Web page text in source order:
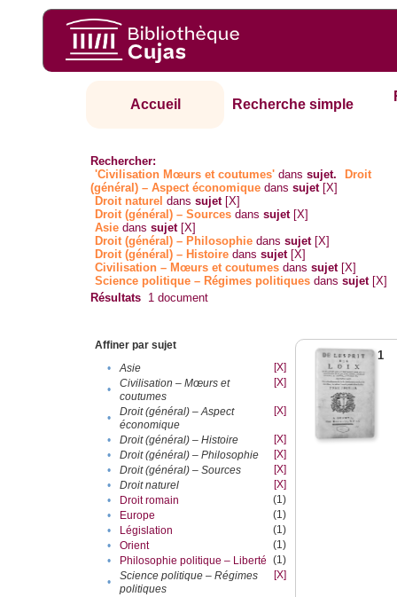
Accueil Recherche simple
Rechercher:
'Civilisation Mœurs et coutumes' danssujet.
Droit
(général) – Aspect économique danssujet [X]
Droit naturel danssujet [X]
Droit (général) – Sources danssujet [X]
Asie danssujet [X]
Droit (général) – Philosophie danssujet [X]
Droit (général) – Histoire danssujet [X]
Civilisation – Mœurs et coutumes danssujet [X]
Science politique – Régimes politiques danssujet [X]
Résultats 1 document
Affiner par sujet
•
Asie
[X]
•
Civilisation – Mœurs et
coutumes
[X]
•
Droit (général) – Aspect
économique
[X]
• Droit (général) – Histoire
[X]
•
Droit (général) – Philosophie
[X]
•
Droit (général) – Sources
[X]
•
Droit naturel
[X]
•
Droit romain
(1)
•
Europe
(1)
•
Législation
(1)
•
Orient
(1)
•
Philosophie politique – Liberté (1)
•
Science politique – Régimes
politiques
[X]
1